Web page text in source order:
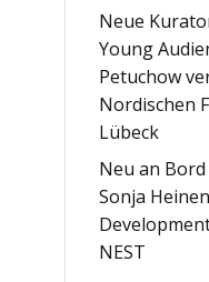
Neue
Young
Petuchow
Nordischen
Lübeck
Neu an
Sonja
NEST